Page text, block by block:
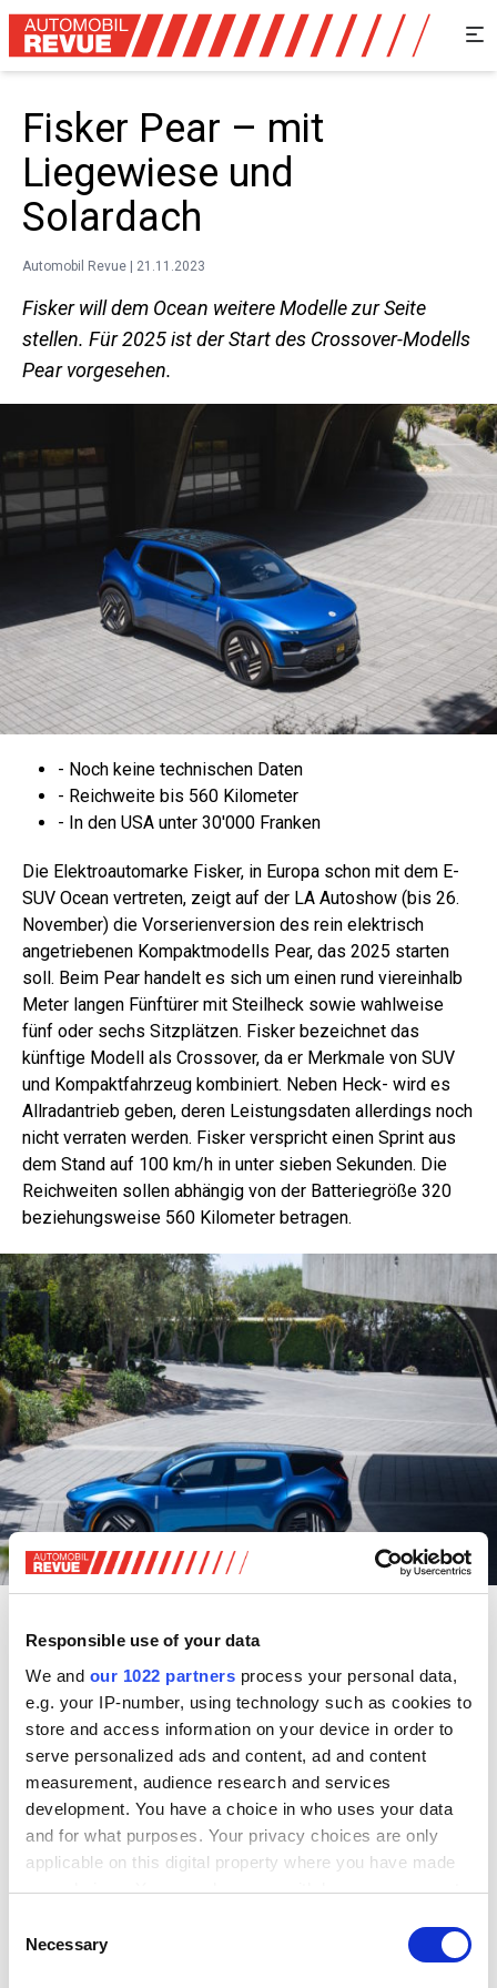
Responsible use of your data
We and our 1022 partners process your personal data,
e.g. your IP-number, using technology such as cookies to
store and access information on your device in order to
serve personalized ads and content, ad and content
measurement, audience research and services
development. You have a choice in who uses your data
and for what purposes. Your privacy choices are only
applicable on this digital property where you have made
your choices. You can change or withdraw your consent
the Privacy trigger icon.
Selection
Necessary
Fisker Pear – mit
Liegewiese und
Solardach
Automobil Revue | 21.11.2023
Fisker will dem Ocean weitere Modelle zur Seite
stellen. Für 2025 ist der Start des Crossover-Modells
Pear vorgesehen.
- Noch keine technischen Daten
- Reichweite bis 560 Kilometer
- In den USA unter 30'000 Franken
Die Elektroautomarke Fisker, in Europa schon mit dem E-
SUV Ocean vertreten, zeigt auf der LA Autoshow (bis 26.
November) die Vorserienversion des rein elektrisch
angetriebenen Kompaktmodells Pear, das 2025 starten
soll. Beim Pear handelt es sich um einen rund viereinhalb
Meter langen Fünftürer mit Steilheck sowie wahlweise
fünf oder sechs Sitzplätzen. Fisker bezeichnet das
künftige Modell als Crossover, da er Merkmale von SUV
und Kompaktfahrzeug kombiniert. Neben Heck- wird es
Allradantrieb geben, deren Leistungsdaten allerdings noch
nicht verraten werden. Fisker verspricht einen Sprint aus
dem Stand auf 100 km/h in unter sieben Sekunden. Die
Reichweiten sollen abhängig von der Batteriegröße 320
beziehungsweise 560 Kilometer betragen.
Fisker hat sich einige Gimmicks für den Pear ausgedacht.
Unter anderem soll der Stromer über eine «durchsichtige»
A-Säule verfügen. Dabei zeigen auf der Innenseite der
Säulen integrierte Displays dem Fahrer den von den A-
Säulen eigentlich verdeckten Sichtbereich. Als weitere
Besonderheit bietet der Pear eine Heckklappe, die sich in
zwei Stufen absenken lässt. Im ersten Schritt kann die
Heckscheibe im unteren Bereich der Hecktür
Unterbau des Fahrzeugs. Der Stauraum unter der
Fronthaube lässt sich wie eine Schublade herausziehen.